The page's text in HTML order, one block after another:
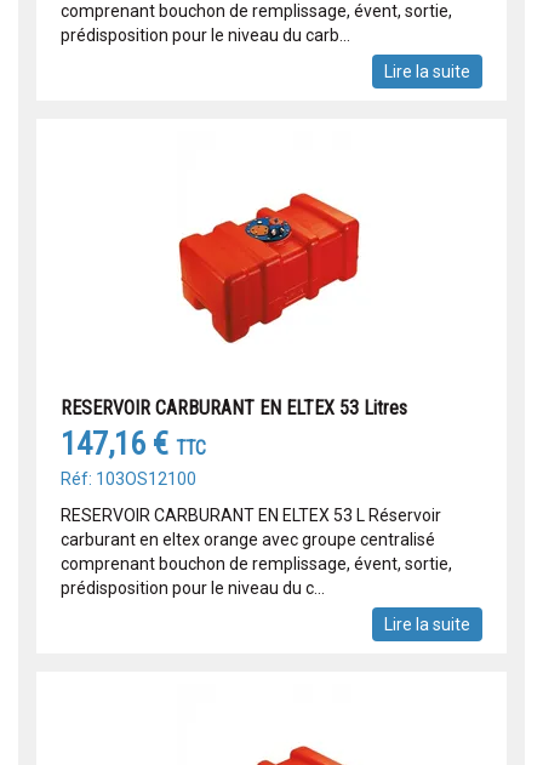
comprenant bouchon de remplissage, évent, sortie,
prédisposition pour le niveau du carb...
Lire la suite
RESERVOIR CARBURANT EN ELTEX 53 Litres
147,16 € TTC
Réf: 103OS12100
RESERVOIR CARBURANT EN ELTEX 53 L Réservoir
carburant en eltex orange avec groupe centralisé
comprenant bouchon de remplissage, évent, sortie,
prédisposition pour le niveau du c...
Lire la suite